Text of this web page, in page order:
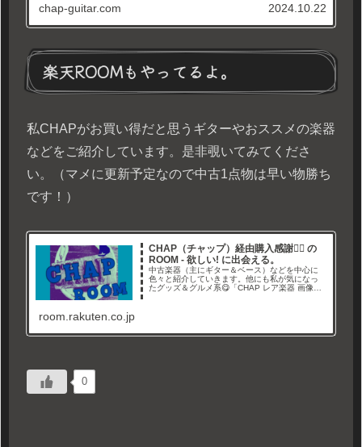
すので沢山見て行ってくださいね...
chap-guitar.com 2024.10.22
楽天ROOMもやってるよ。
私CHAPがお買い得だと思うギターやおススメの楽器
などをご紹介しています。是非覗いてみてくださ
い。（マメに更新予定なので中古1点物は早い物勝ち
です！）
CHAP（チャップ）経由購入感謝🙇‍♂ の
ROOM - 欲しい! に出会える。
中古楽器（主にギター＆ベース）などを中心に
色々と紹介していきます。他にも私が気になっ
たグッズ＆グルメ系😋「CHAP レア楽器 画像倉
room.rakuten.co.jp
0